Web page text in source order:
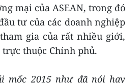
mại của ASEAN, trong đó
tư của các doanh nghiệp
gia của rất nhiều giới,
thuộc Chính phủ.
mốc 2015 như đã nói hay